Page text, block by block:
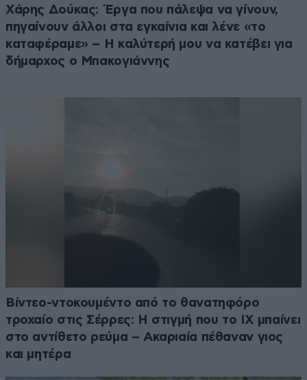
Χάρης Δούκας: Έργα που πάλεψα να γίνουν,
πηγαίνουν άλλοι στα εγκαίνια και λένε «το
καταφέραμε» – Η καλύτερή μου να κατέβει για
δήμαρχος ο Μπακογιάννης
Βίντεο-ντοκουμέντο από το θανατηφόρο
τροχαίο στις Σέρρες: Η στιγμή που το ΙΧ μπαίνει
στο αντίθετο ρεύμα – Ακαριαία πέθαναν γιος
και μητέρα